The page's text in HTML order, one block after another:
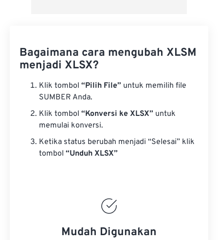
Bagaimana cara mengubah XLSM
menjadi XLSX?
Klik tombol “Pilih File” untuk memilih file
SUMBER Anda.
Klik tombol “Konversi ke XLSX” untuk
memulai konversi.
Ketika status berubah menjadi “Selesai” klik
tombol “Unduh XLSX”
Mudah Digunakan